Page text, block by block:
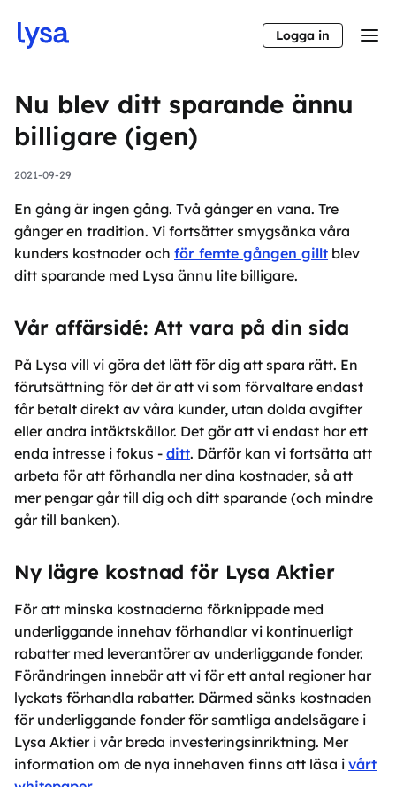
Logga in
Nu blev ditt sparande ännu
billigare (igen)
2021-09-29
En gång är ingen gång. Två gånger en vana. Tre
gånger en tradition. Vi fortsätter smygsänka våra
kunders kostnader och för femte gången gillt blev
ditt sparande med Lysa ännu lite billigare.
Vår affärsidé: Att vara på din sida
På Lysa vill vi göra det lätt för dig att spara rätt. En
förutsättning för det är att vi som förvaltare endast
får betalt direkt av våra kunder, utan dolda avgifter
eller andra intäktskällor. Det gör att vi endast har ett
enda intresse i fokus - ditt. Därför kan vi fortsätta att
arbeta för att förhandla ner dina kostnader, så att
mer pengar går till dig och ditt sparande (och mindre
går till banken).
Ny lägre kostnad för Lysa Aktier
För att minska kostnaderna förknippade med
underliggande innehav förhandlar vi kontinuerligt
rabatter med leverantörer av underliggande fonder.
Förändringen innebär att vi för ett antal regioner har
lyckats förhandla rabatter. Därmed sänks kostnaden
för underliggande fonder för samtliga andelsägare i
Lysa Aktier i vår breda investeringsinriktning. Mer
information om de nya innehaven finns att läsa i vårt